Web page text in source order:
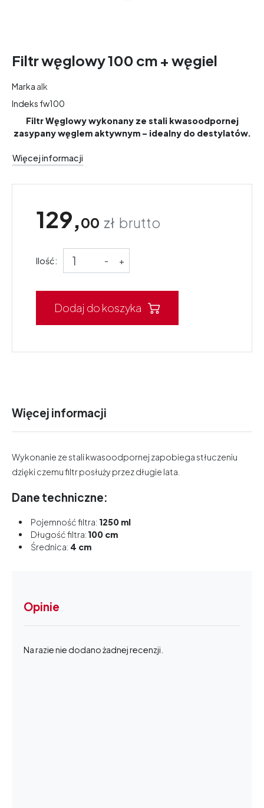
Filtr węglowy 100 cm + węgiel
Marka alk
Indeks fw100
Filtr Węglowy wykonany ze stali kwasoodpornej
zasypany węglem aktywnym – idealny do destylatów.
Więcej informacji
129,00 zł brutto
Ilość: - +
Dodaj do koszyka
Więcej informacji
Wykonanie ze stali kwasoodpornej zapobiega stłuczeniu
dzięki czemu filtr posłuży przez długie lata.
Dane techniczne:
Pojemność filtra: 1250 ml
Długość filtra: 100 cm
Średnica: 4 cm
Opinie
Na razie nie dodano żadnej recenzji.